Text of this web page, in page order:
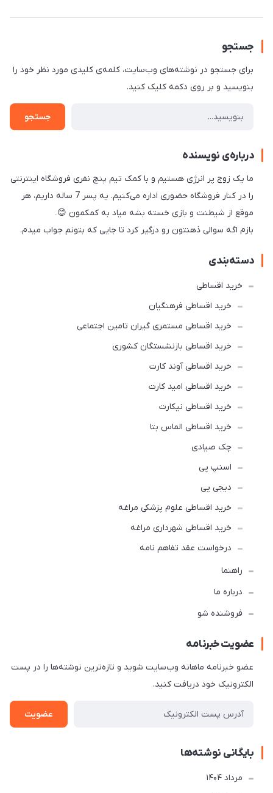
جستجو
برای جستجو در نوشته‌های وب‌سایت، کلمه‌ی کلیدی مورد نظر خود را
بنویسید و بر روی دکمه کلیک کنید.
جستجو
درباره‌ی نویسنده
ما یک زوج پر انرژی هستیم و با کمک تیم پنچ نفری فروشگاه اینترنتی
را در کنار فروشگاه حضوری اداره می‌کنیم. یه پسر 7 ساله داریم، هر
موقع از شیطنت و بازی خسته بشه میاد به کمکمون 😊.
بازم اگه سوالی ذهنتون رو درگیر کرد تا جایی که بتونم جواب میدم.
دسته‌بندی
خرید اقساطی
خرید اقساطی فرهنگیان
خرید اقساطی مستمری گیران تامین اجتماعی
خرید اقساطی بازنشستگان کشوری
خرید اقساطی آوند کارت
خرید اقساطی امید کارت
خرید اقساطی نیکارت
خرید اقساطی الماس بتا
چک صیادی
اسنپ پی
دیجی پی
خرید اقساطی علوم پزشکی مراغه
خرید اقساطی شهرداری مراغه
درخواست عقد تفاهم نامه
راهنما
درباره ما
فروشنده شو
عضویت خبرنامه
عضو خبرنامه ماهانه وب‌سایت شوید و تازه‌ترین نوشته‌ها را در پست
الکترونیک خود دریافت کنید.
عضویت
بایگانی نوشته‌ها
مرداد 1404